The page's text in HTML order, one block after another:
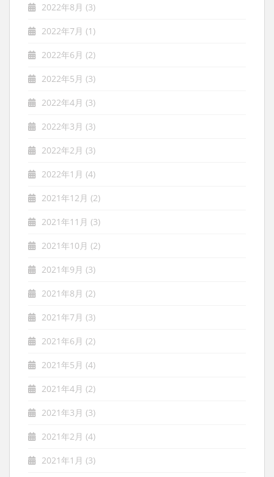
2022年8月 (3)
2022年7月 (1)
2022年6月 (2)
2022年5月 (3)
2022年4月 (3)
2022年3月 (3)
2022年2月 (3)
2022年1月 (4)
2021年12月 (2)
2021年11月 (3)
2021年10月 (2)
2021年9月 (3)
2021年8月 (2)
2021年7月 (3)
2021年6月 (2)
2021年5月 (4)
2021年4月 (2)
2021年3月 (3)
2021年2月 (4)
2021年1月 (3)